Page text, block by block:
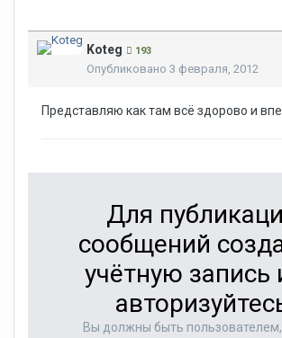
Koteg 193
Опубликовано 3 февраля, 2012
Представляю как там всё здорово и
Для
сообщений
учётную запись
Вы должны быть